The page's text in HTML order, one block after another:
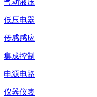
气动液压
低压电器
传感感应
集成控制
电源电路
仪器仪表